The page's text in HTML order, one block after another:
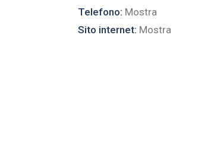
Telefono: Mostra
Sito internet: Mostra